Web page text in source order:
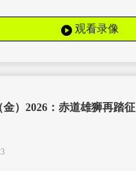
观看录像
金）2026：赤道雄狮再踏征